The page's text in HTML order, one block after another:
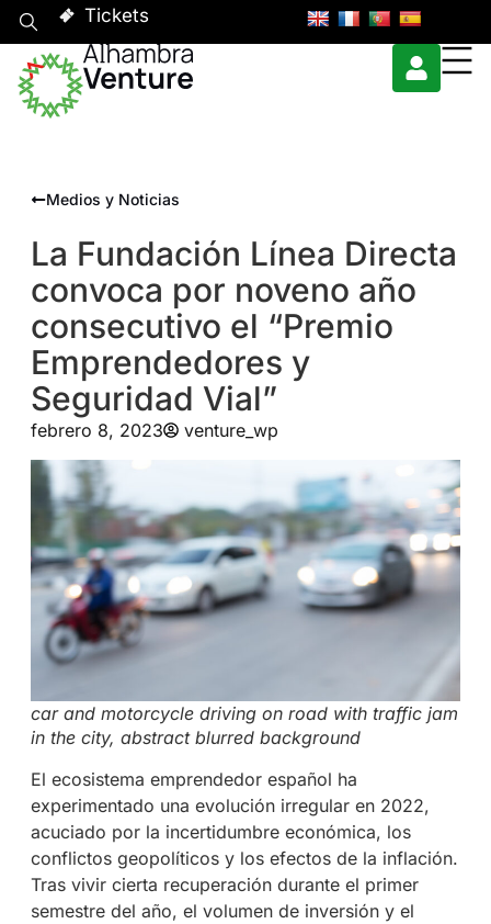
Tickets
Medios y Noticias
La Fundación Línea Directa
convoca por noveno año
consecutivo el “Premio
Emprendedores y
Seguridad Vial”
febrero 8, 2023 venture_wp
car and motorcycle driving on road with traffic jam
in the city, abstract blurred background
El ecosistema emprendedor español ha
experimentado una evolución irregular en 2022,
acuciado por la incertidumbre económica, los
conflictos geopolíticos y los efectos de la inflación.
Tras vivir cierta recuperación durante el primer
semestre del año, el volumen de inversión y el